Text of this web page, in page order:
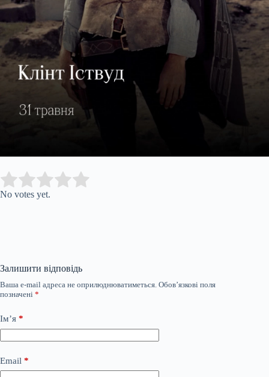
Rate this item:
No votes yet.
Залишити відповідь
Ваша e-mail адреса не оприлюднюватиметься. Обов’язкові поля
позначені *
Ім’я *
Email *